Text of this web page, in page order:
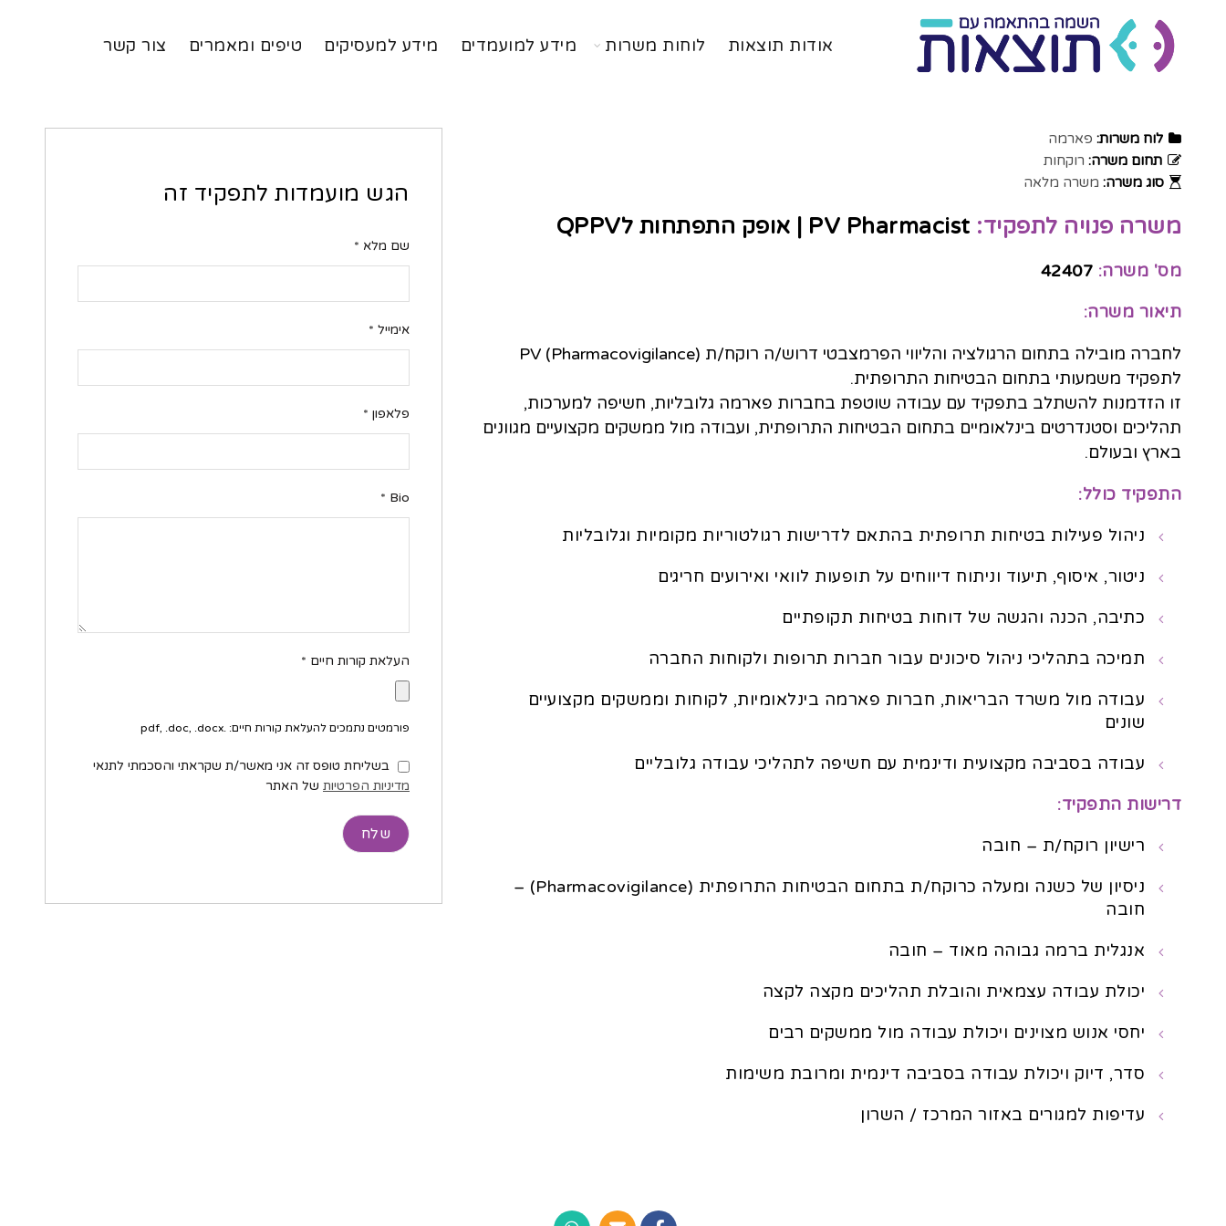
אודות תוצאות לוחות משרות מידע למועמדים מידע למעסיקים טיפים ומאמרים צור קשר
לוח משרות: פארמה
תחום משרה: רוקחות
סוג משרה: משרה מלאה
משרה פנויה לתפקיד: PV Pharmacist | אופק התפתחות לQPPV
מס' משרה:
תיאור משרה:
לחברה מובילה בתחום הרגולציה והליווי הפרמצבטי דרוש/ה רוקח/ת PV (Pharmacovigilance)
לתפקיד משמעותי בתחום הבטיחות התרופתית.
זו הזדמנות להשתלב בתפקיד עם עבודה שוטפת בחברות פארמה גלובליות, חשיפה למערכות,
תהליכים וסטנדרטים בינלאומיים בתחום הבטיחות התרופתית, ועבודה מול ממשקים מקצועיים מגוונים
בארץ ובעולם.
התפקיד כולל:
ניהול פעילות בטיחות תרופתית בהתאם לדרישות רגולטוריות מקומיות וגלובליות
ניטור, איסוף, תיעוד וניתוח דיווחים על תופעות לוואי ואירועים חריגים
כתיבה, הכנה והגשה של דוחות בטיחות תקופתיים
תמיכה בתהליכי ניהול סיכונים עבור חברות תרופות ולקוחות החברה
עבודה מול משרד הבריאות, חברות פארמה בינלאומיות, לקוחות וממשקים מקצועיים
שונים
עבודה בסביבה מקצועית ודינמית עם חשיפה לתהליכי עבודה גלובליים
דרישות התפקיד:
רישיון רוקח/ת – חובה
ניסיון של כשנה ומעלה כרוקח/ת בתחום הבטיחות התרופתית (Pharmacovigilance) –
חובה
אנגלית ברמה גבוהה מאוד – חובה
יכולת עבודה עצמאית והובלת תהליכים מקצה לקצה
יחסי אנוש מצוינים ויכולת עבודה מול ממשקים רבים
סדר, דיוק ויכולת עבודה בסביבה דינמית ומרובת משימות
עדיפות למגורים באזור המרכז / השרון
הגש מועמדות לתפקיד זה
שם מלא *
אימייל *
פלאפון *
Bio
*
העלאת קורות חיים *
פורמטים נתמכים להעלאת קורות חיים: .pdf, .doc, .docx
בשליחת טופס זה אני מאשר/ת שקראתי והסכמתי לתנאי
מדיניות הפרטיות של האתר